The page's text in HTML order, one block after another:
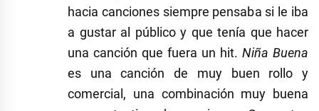
hacia canciones siempre pensaba si le iba
a gustar al público y que tenía que hacer
una canción que fuera un hit. Niña Buena
es una canción de muy buen rollo y
comercial, una combinación muy buena